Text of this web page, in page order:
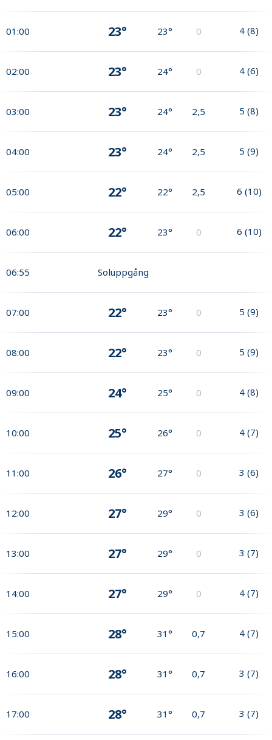
01:00 23° 23° 0 4 (8)
02:00 23° 24° 0 4 (6)
03:00 23° 24° 2,5 5 (8)
04:00 23° 24° 2,5 5 (9)
05:00 22° 22° 2,5 6 (10)
06:00 22° 23° 0 6 (10)
06:55 Soluppgång
07:00 22° 23° 0 5 (9)
08:00 22° 23° 0 5 (9)
09:00 24° 25° 0 4 (8)
10:00 25° 26° 0 4 (7)
11:00 26° 27° 0 3 (6)
12:00 27° 29° 0 3 (6)
13:00 27° 29° 0 3 (7)
14:00 27° 29° 0 4 (7)
15:00 28° 31° 0,7 4 (7)
16:00 28° 31° 0,7 3 (7)
17:00 28° 31° 0,7 3 (7)